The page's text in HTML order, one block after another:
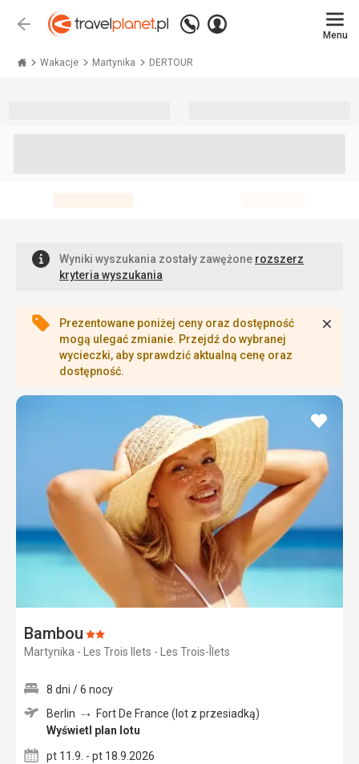
Wstecz
Zadzwoń
+48 71 771 76 55
Zaloguj
Menu
Wakacje Martynika DERTOUR
Wyniki wyszukania zostały zawężone rozszerz
kryteria wyszukania
Prezentowane poniżej ceny oraz dostępność
mogą ulegać zmianie. Przejdź do wybranej
wycieczki, aby sprawdzić aktualną cenę oraz
dostępność.
Bambou Ocena:
2/5
Martynika - Les Trois Ilets - Les Trois-Îlets
dodaj
8 dni / 6 nocy
Berlin
Fort De France (lot z przesiadką)
Wyświetl plan lotu
pt 11.9. - pt 18.9.2026